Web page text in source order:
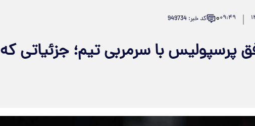
۰۹:۴۹۰ کد خبر: 949734
پرسپولیس با سرمربی تیم؛ جزئیاتی که